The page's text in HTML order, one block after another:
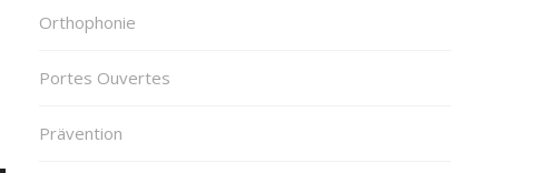
Orthophonie
Portes Ouvertes
Prävention